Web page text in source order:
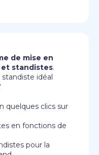
de mise en
standistes.
idéal
quelques clics sur
en fonctions de
pour la